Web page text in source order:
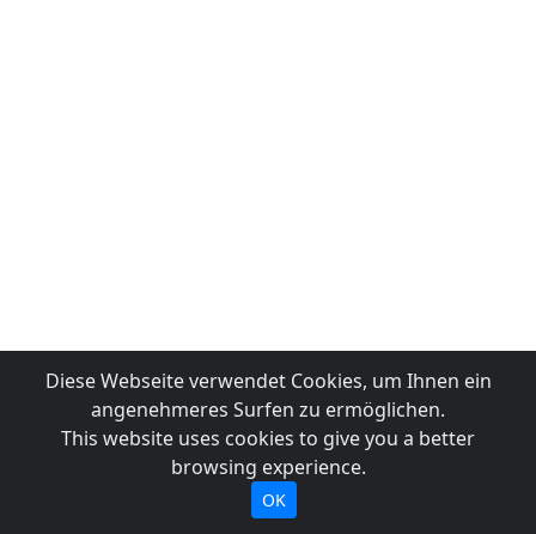
Diese Webseite verwendet Cookies, um Ihnen ein
angenehmeres Surfen zu ermöglichen.
This website uses cookies to give you a better
browsing experience.
OK